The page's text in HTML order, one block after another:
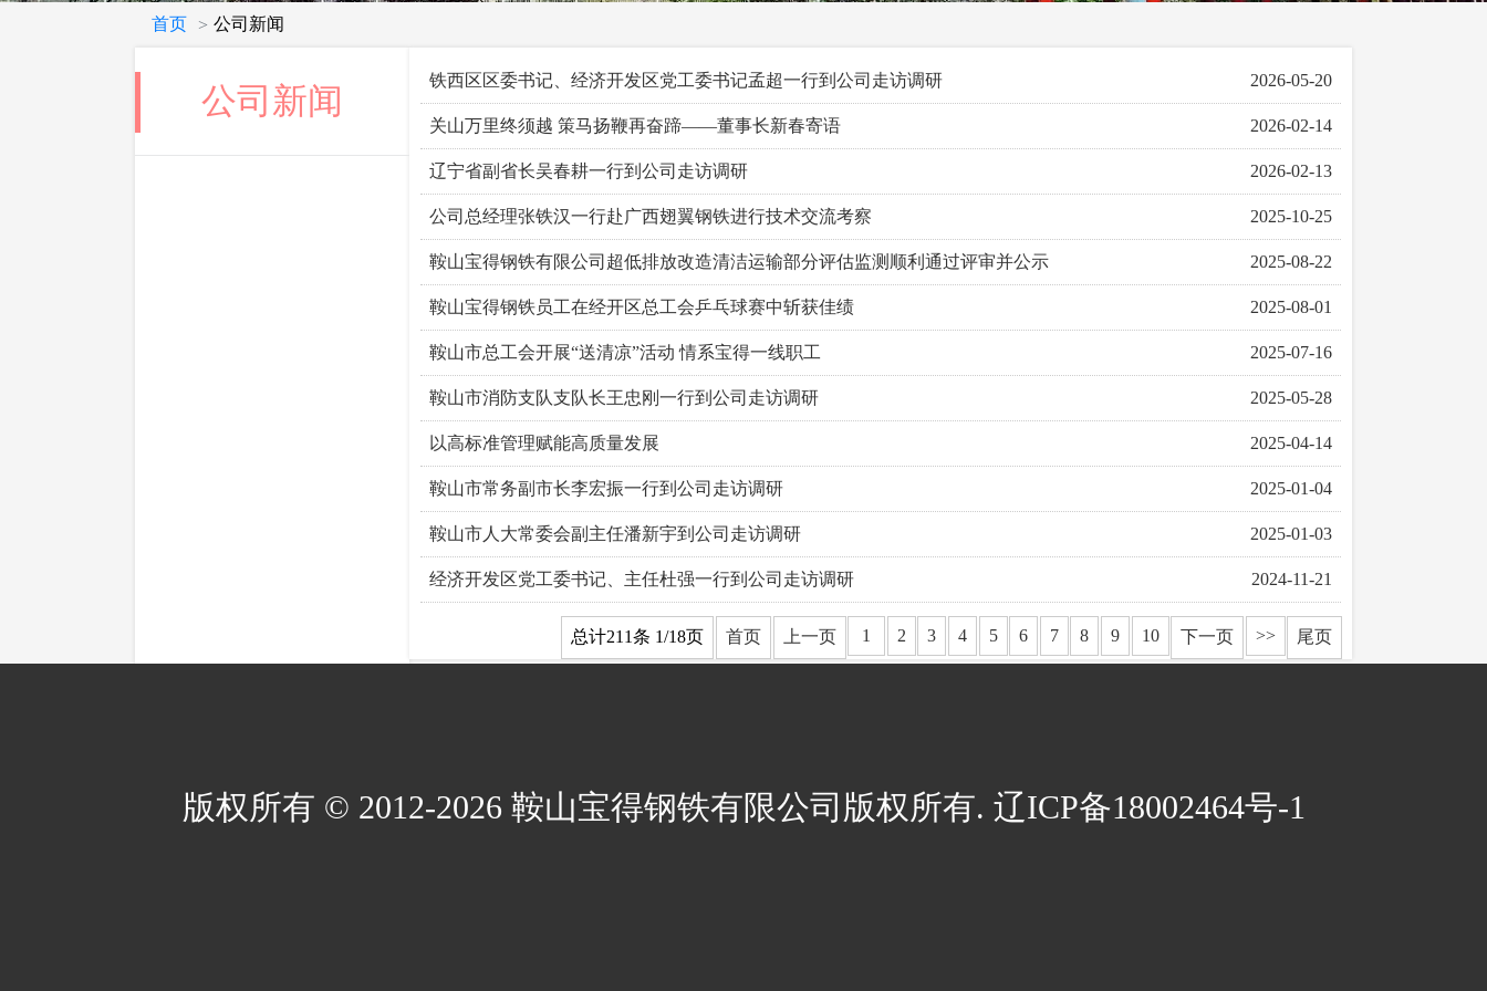
首页 > 公司新闻
公司新闻
铁西区区委书记、经济开发区党工委书记孟超一行到公司走访调研 2026-05-20
关山万里终须越 策马扬鞭再奋蹄——董事长新春寄语 2026-02-14
辽宁省副省长吴春耕一行到公司走访调研 2026-02-13
公司总经理张铁汉一行赴广西翅翼钢铁进行技术交流考察 2025-10-25
鞍山宝得钢铁有限公司超低排放改造清洁运输部分评估监测顺利通过评审并公示 2025-08-22
鞍山宝得钢铁员工在经开区总工会乒乓球赛中斩获佳绩 2025-08-01
鞍山市总工会开展“送清凉”活动 情系宝得一线职工 2025-07-16
鞍山市消防支队支队长王忠刚一行到公司走访调研 2025-05-28
以高标准管理赋能高质量发展 2025-04-14
鞍山市常务副市长李宏振一行到公司走访调研 2025-01-04
鞍山市人大常委会副主任潘新宇到公司走访调研 2025-01-03
经济开发区党工委书记、主任杜强一行到公司走访调研 2024-11-21
首页 上一页 1 2 3 4 5 6 7 8 9 10 下一页 >> 尾页
总计211条 1/18页
版权所有 © 2012-2026 鞍山宝得钢铁有限公司版权所有. 辽ICP备18002464号-1